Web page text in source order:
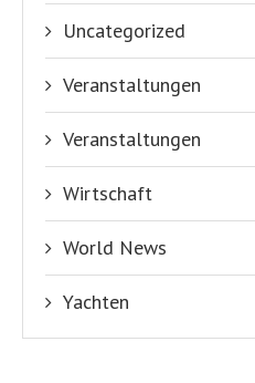
Uncategorized
Veranstaltungen
Veranstaltungen
Wirtschaft
World News
Yachten